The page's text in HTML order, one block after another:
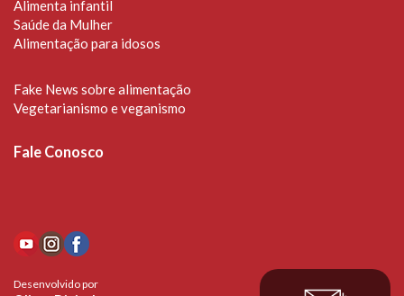
Alimenta infantil
Saúde da Mulher
Alimentação para idosos
Fake News sobre alimentação
Vegetarianismo e veganismo
Fale Conosco
Desenvolvido por